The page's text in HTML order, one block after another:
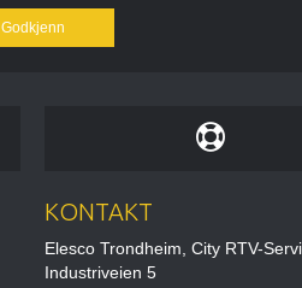
Godkjenn
KONTAKT
Elesco Trondheim, City RTV-
Industriveien 5